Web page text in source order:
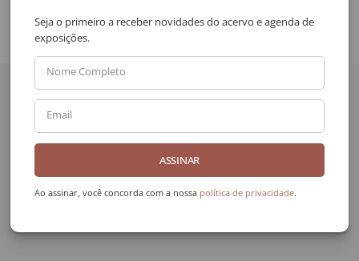
Seja o primeiro a receber novidades do acervo e agenda de
exposições.
Nome Completo
Email
ASSINAR
Ao assinar, você concorda com a nossa política de privacidade.
Quer receber novidades
da Galeria Frente?